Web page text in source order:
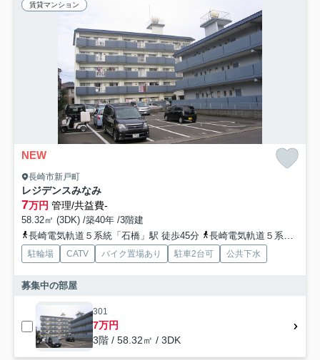
賃貸マンション
NEW
長崎市新戸町
レジデンスみなみ
7万円 管理/共益費-
58.32㎡ (3DK) /築40年 /3階建
長崎電気軌道５系統「石橋」駅 徒歩45分
長崎電気軌道５系統「大浦天主堂」駅 徒歩45分
駐輪場 CATV バイク置場あり 駐車2台可 公共下水
募集中の部屋
301
7万円
3階 / 58.32㎡ / 3DK